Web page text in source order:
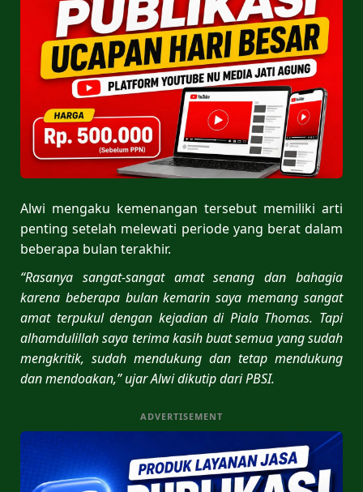
Alwi mengaku kemenangan tersebut memiliki arti
penting setelah melewati periode yang berat dalam
beberapa bulan terakhir.
“Rasanya sangat-sangat amat senang dan bahagia
karena beberapa bulan kemarin saya memang sangat
amat terpukul dengan kejadian di Piala Thomas. Tapi
alhamdulillah saya terima kasih buat semua yang sudah
mengkritik, sudah mendukung dan tetap mendukung
dan mendoakan,” ujar Alwi dikutip dari PBSI.
ADVERTISEMENT